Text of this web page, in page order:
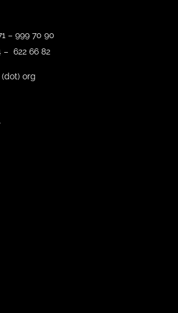
– 999 70 90
622 66 82
(dot) org